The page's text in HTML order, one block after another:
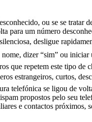
ou se se tratar
para um número
desligue
dizer “sim” ou iniciar
que repetem este tipo de
estrangeiros, curtos,
telefónica se ligou de
propostos pelo seu
e contactos próximos,